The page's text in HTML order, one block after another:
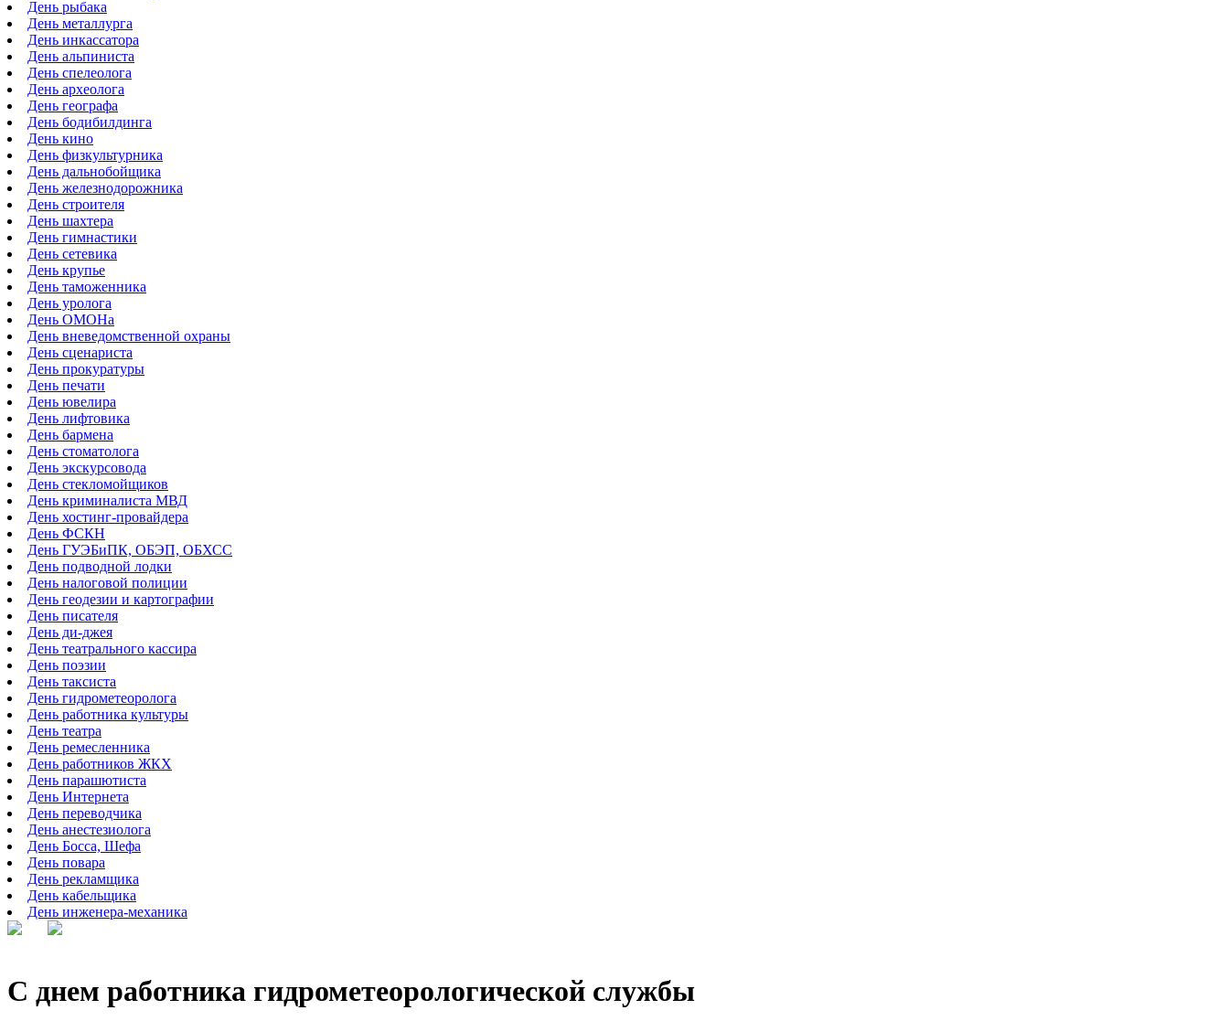
День рыбака
День металлурга
День инкассатора
День альпиниста
День спелеолога
День археолога
День географа
День бодибилдинга
День кино
День физкультурника
День дальнобойщика
День железнодорожника
День строителя
День шахтера
День гимнастики
День сетевика
День крупье
День таможенника
День уролога
День ОМОНа
День вневедомственной охраны
День сценариста
День прокуратуры
День печати
День ювелира
День лифтовика
День бармена
День стоматолога
День экскурсовода
День стекломойщиков
День криминалиста МВД
День хостинг-провайдера
День ФСКН
День ГУЭБиПК, ОБЭП, ОБХСС
День подводной лодки
День налоговой полиции
День геодезии и картографии
День писателя
День ди-джея
День театрального кассира
День поэзии
День таксиста
День гидрометеоролога
День работника культуры
День театра
День ремесленника
День работников ЖКХ
День парашютиста
День Интернета
День переводчика
День анестезиолога
День Босса, Шефа
День повара
День рекламщика
День кабельщика
День инженера-механика
С днем работника гидрометеорологической службы